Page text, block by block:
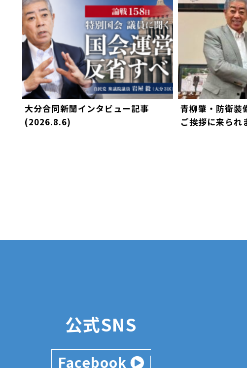
大分合同新聞インタビュー記事
(2026.8.6)
青柳肇・防衛装
ご挨拶に来られ
公式SNS
Facebook